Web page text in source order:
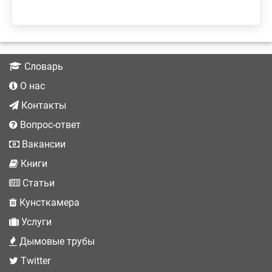
Словарь
О нас
Контакты
Вопрос-ответ
Вакансии
Книги
Статьи
Кунсткамера
Услуги
Дымовые трубы
Twitter